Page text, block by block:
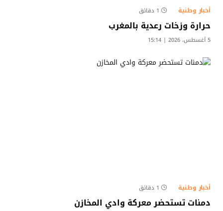
أخبار وطنية 1 دقائق
حرارة وزخات رعدية بالمغرب
5 أغسطس، 2026 | 15:14
أخبار وطنية 1 دقائق
دمنات تستحضر معركة وادي المخازن